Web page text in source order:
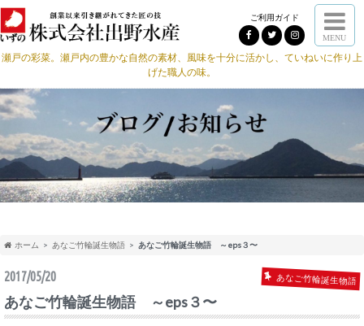
ご利用ガイド
MENU
瀬戸の彩菜。瀬戸内の豊かな自然の素材、風味を十分に活かし、ていねいに作り上
げた職人の味。
ホーム あなご竹輪誕生物語 あなご竹輪誕生物語 ～eps３〜
2017/05/20 あなご竹輪誕生物語
あなご竹輪誕生物語 ～eps３〜